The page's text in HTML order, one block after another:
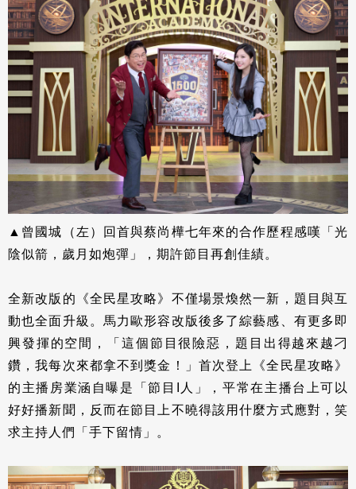
▲曾國城（左）回首與蔡尚樺七年來的合作歷程感嘆「光
陰似箭，歲月如炮彈」，期許節目再創佳績。
全新改版的《全民星攻略》不僅場景煥然一新，題目與互
動也全面升級。馬力歐形容改版後多了綜藝感、有更多即
興發揮的空間，「這個節目很險惡，題目出得越來越刁
鑽，我每次來都拿不到獎金！」首次登上《全民星攻略》
的主播房業涵自曝是「節目I人」，平常在主播台上可以
好好播新聞，反而在節目上不曉得該用什麼方式應對，笑
求主持人們「手下留情」。